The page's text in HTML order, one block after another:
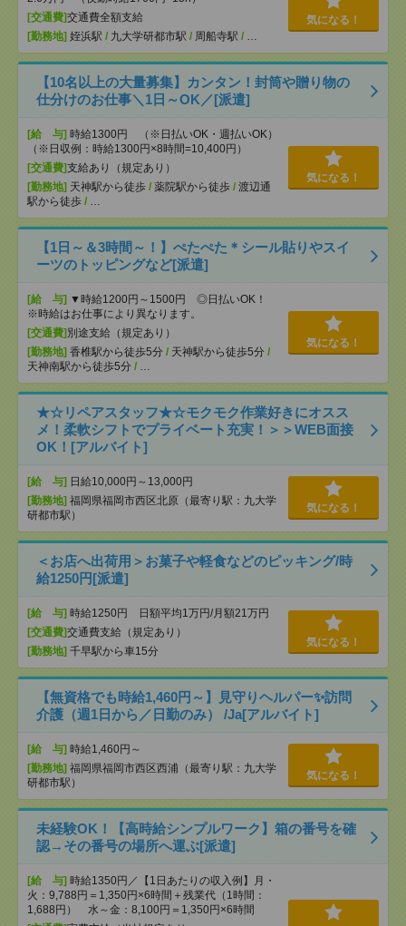
[交通費]交通費全額支給
[勤務地] 姪浜駅 / 九大学研都市駅 / 周船寺駅 / …
気になる！
【10名以上の大量募集】カンタン！封筒や贈り物の
仕分けのお仕事＼1日～OK／[派遣]
[給 与] 時給1300円 （※日払いOK・週払いOK）
（※日収例：時給1300円×8時間=10,400円）
[交通費]支給あり（規定あり）
[勤務地] 天神駅から徒歩 / 薬院駅から徒歩 / 渡辺通
駅から徒歩 / …
気になる！
【1日～＆3時間～！】ぺたぺた＊シール貼りやスイ
ーツのトッピングなど[派遣]
[給 与] ▼時給1200円～1500円 ◎日払いOK！
※時給はお仕事により異なります。
[交通費] 別途支給（規定あり）
[勤務地] 香椎駅から徒歩5分 / 天神駅から徒歩5分 /
天神南駅から徒歩5分 / …
気になる！
★☆リペアスタッフ★☆モクモク作業好きにオスス
メ！柔軟シフトでプライベート充実！＞＞WEB面接
OK！[アルバイト]
[給 与] 日給10,000円～13,000円
[勤務地] 福岡県福岡市西区北原（最寄り駅：九大学
研都市駅）
気になる！
＜お店へ出荷用＞お菓子や軽食などのピッキング/時
給1250円[派遣]
[給 与] 時給1250円 日額平均1万円/月額21万円
[交通費]交通費支給（規定あり）
[勤務地] 千早駅から車15分
気になる！
【無資格でも時給1,460円～】見守りヘルパー✨訪問
介護（週1日から／日勤のみ） /Ja[アルバイト]
[給 与] 時給1,460円～
[勤務地] 福岡県福岡市西区西浦（最寄り駅：九大学
研都市駅）
気になる！
未経験OK！【高時給シンプルワーク】箱の番号を確
認→その番号の場所へ運ぶ[派遣]
[給 与] 時給1350円／【1日あたりの収入例】月・
火：9,788円＝1,350円×6時間＋残業代（1時間：
1,688円） 水～金：8,100円＝1,350円×6時間